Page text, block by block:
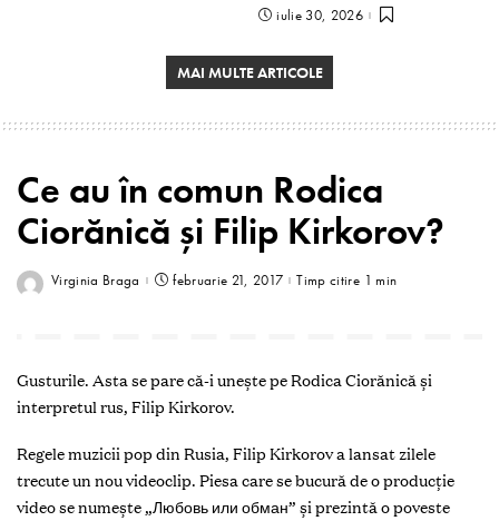
iulie 30, 2026
MAI MULTE ARTICOLE
Ce au în comun Rodica
Ciorănică și Filip Kirkorov?
Virginia Braga februarie 21, 2017 Timp citire 1 min
Gusturile. Asta se pare că-i unește pe Rodica Ciorănică și
interpretul rus, Filip Kirkorov.
Regele muzicii pop din Rusia, Filip Kirkorov a lansat zilele
trecute un nou videoclip. Piesa care se bucură de o producție
video se numește „Любовь или обман” și prezintă o poveste